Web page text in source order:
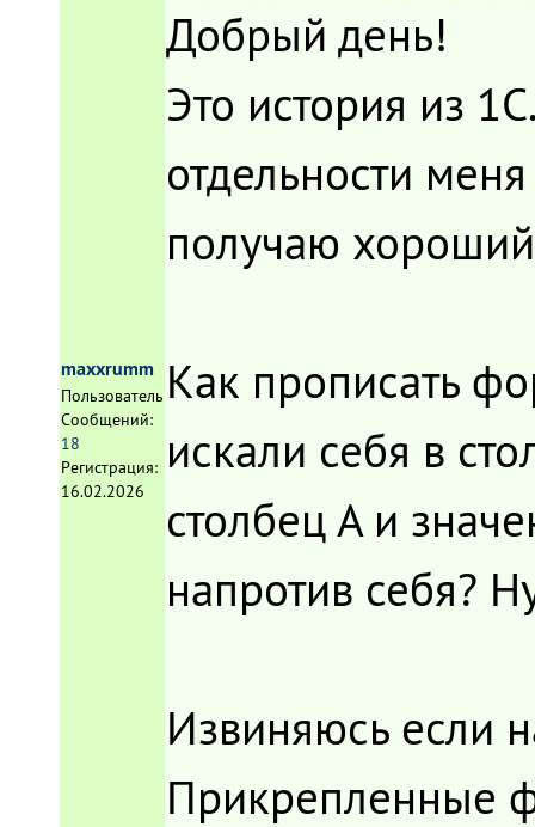
maxxrumm
Пользователь
Сообщений:
18
Регистрация:
16.02.2026
Добрый день!
Это история из
отдельности
получаю хороший
Как прописать
искали себя в
столбец А и
напротив себя?
Извиняюсь если
Прикрепленные